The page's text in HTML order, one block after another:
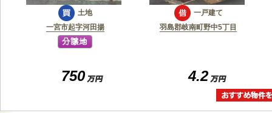
土地
一宮市起字河田揚
750
一戸建て
羽島郡岐南町野中5丁目
4.2